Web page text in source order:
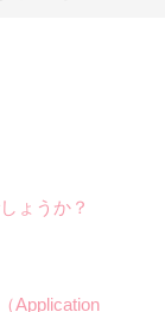
ょうか？
Application